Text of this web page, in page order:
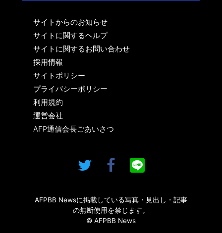
サイトからのお知らせ
サイトに関するヘルプ
サイトに関するお問い合わせ
採用情報
サイトポリシー
プライバシーポリシー
利用規約
運営会社
AFP通信会長ごあいさつ
AFPBB Newsに掲載している写真・見出し・記事
の無断使用を禁じます。
© AFPBB News